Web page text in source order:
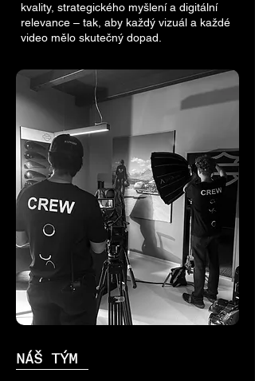
kvality, strategického myšlení a digitální
relevance – tak, aby každý vizuál a každé
video mělo skutečný dopad.
NÁŠ TÝM